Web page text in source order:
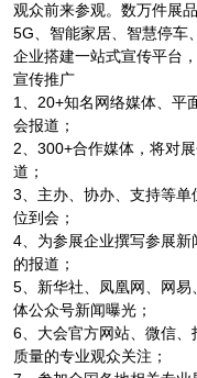
观众前来参观。数万件展
5G、智能家居、智慧停车
企业搭建一站式宣传平台
宣传推广
1、20+知名网络媒体、平
会报道；
2、300+合作媒体，将对
道；
3、主办、协办、支持等
位到会；
4、为参展企业撰写参展
的报道；
5、新华社、凤凰网、网
体公众号新闻曝光；
6、大会官方网站、微信
质量的专业观众关注；